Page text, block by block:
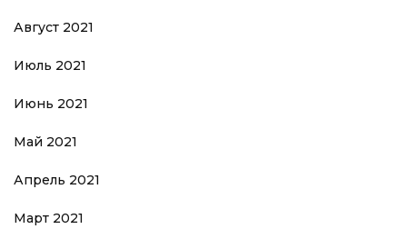
Август 2021
Июль 2021
Июнь 2021
Май 2021
Апрель 2021
Март 2021